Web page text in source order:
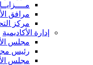
مرافق
مركز
إدارة الأكاديمية
مجلس
رئيس
مجلس